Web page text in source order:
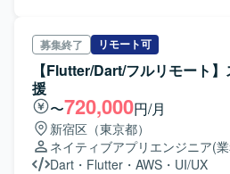
結合テスト、総合テスト支援まで
募集終了 リモート可
【Flutter/Dart/フルリモート
援
〜720,000円/月
新宿区（東京都）
ネイティブアプリエンジニア(
Dart ・ Flutter ・ AWS ・ UI/UX